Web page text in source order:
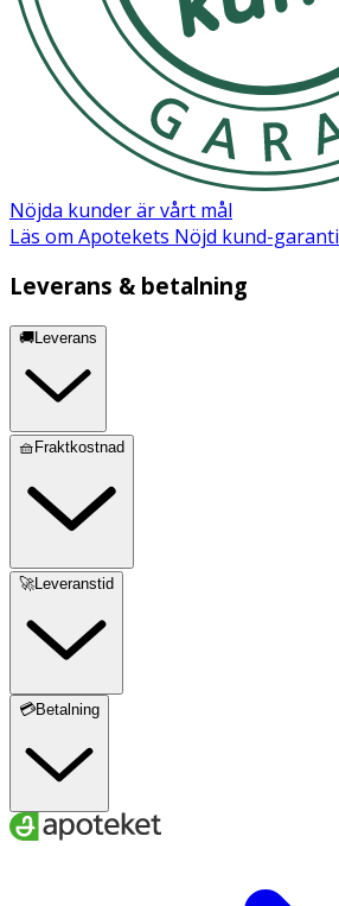
Nöjda kunder är vårt mål
Läs om Apotekets Nöjd kund-garanti
Leverans & betalning
🚚Leverans
🧺Fraktkostnad
🚀Leveranstid
💳Betalning